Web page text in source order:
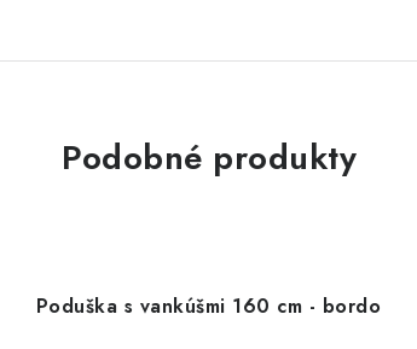
Podobné produkty
Poduška s vankúšmi 160 cm - bordo